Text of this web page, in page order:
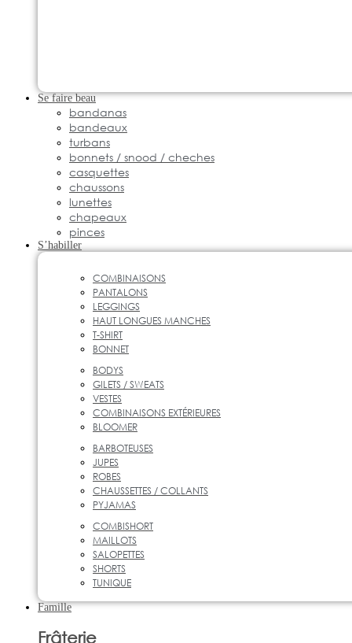
Se faire beau
bandanas
bandeaux
turbans
bonnets / snood / cheches
casquettes
chaussons
lunettes
chapeaux
pinces
S’habiller
COMBINAISONS
PANTALONS
LEGGINGS
HAUT LONGUES MANCHES
T-SHIRT
BONNET
BODYS
GILETS / SWEATS
VESTES
COMBINAISONS EXTÉRIEURES
BLOOMER
BARBOTEUSES
JUPES
ROBES
CHAUSSETTES / COLLANTS
PYJAMAS
COMBISHORT
MAILLOTS
SALOPETTES
SHORTS
TUNIQUE
Famille
Frâterie